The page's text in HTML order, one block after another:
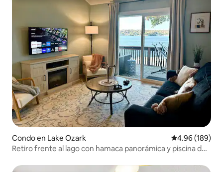
Condo en Lake Ozark Calificación
4.96 (189)
Retiro frente al lago con hamaca panorámica y piscina de